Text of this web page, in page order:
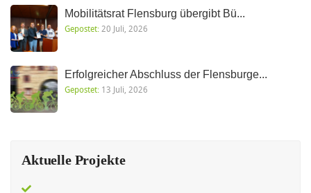
Mobilitätsrat Flensburg übergibt Bü...
Gepostet:20 Juli, 2026
Erfolgreicher Abschluss der Flensburge...
Gepostet: 13 Juli, 2026
Aktuelle Projekte